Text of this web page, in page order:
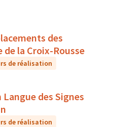
des
la Croix-Rousse
de réalisation
Langue des Signes
de réalisation